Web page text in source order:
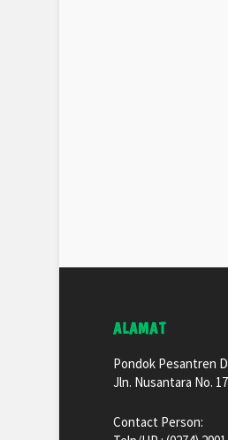
ALAMAT
Pondok Pesantren
Jln. Nusantara No.
Contact Person: